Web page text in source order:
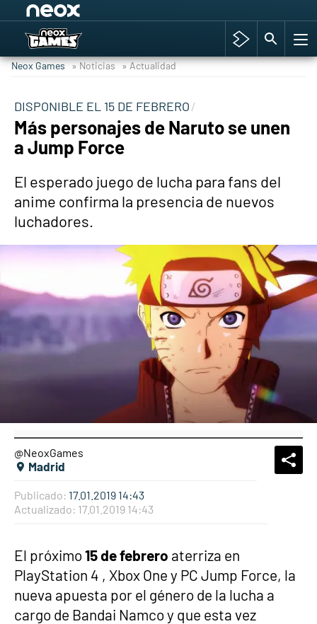
Hyrule Warriors: La Era del Cataclismo
Cyberpunk 2077
Neox Games » Noticias » Actualidad
DISPONIBLE EL 15 DE FEBRERO
Más personajes de Naruto se unen
a Jump Force
El esperado juego de lucha para fans del
anime confirma la presencia de nuevos
luchadores.
@NeoxGames
Madrid
Publicado: 17.01.2019 14:43
Actualizado: 17.01.2019 14:43
El próximo 15 de febrero aterriza en
PlayStation 4 , Xbox One y PC Jump Force, la
nueva apuesta por el género de la lucha a
cargo de Bandai Namco y que esta vez